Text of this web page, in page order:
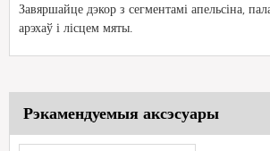
Завяршайце дэкор з сегментамі апельсіна,
арэхаў і лісцем мяты.
Рэкамендуемыя аксэсуары